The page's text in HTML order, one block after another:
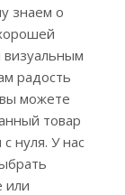
знаем о
визуальным
радость
можете
товар
нуля. У нас
или